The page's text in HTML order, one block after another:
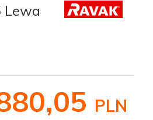
Lewa
05 PLN